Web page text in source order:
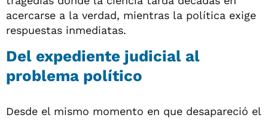
acercarse a la verdad, mientras la política exige
respuestas inmediatas.
Del expediente judicial al
problema político
Desde el mismo momento en que desapareció el